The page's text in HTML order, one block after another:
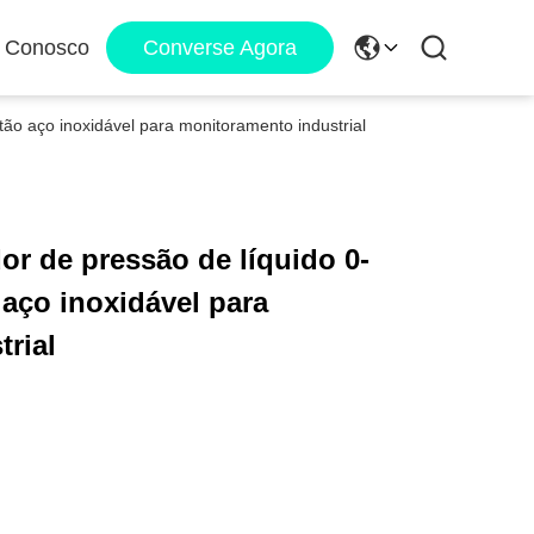
Conosco Converse Agora
aço inoxidável para monitoramento industrial
de pressão de líquido 0-
inoxidável para